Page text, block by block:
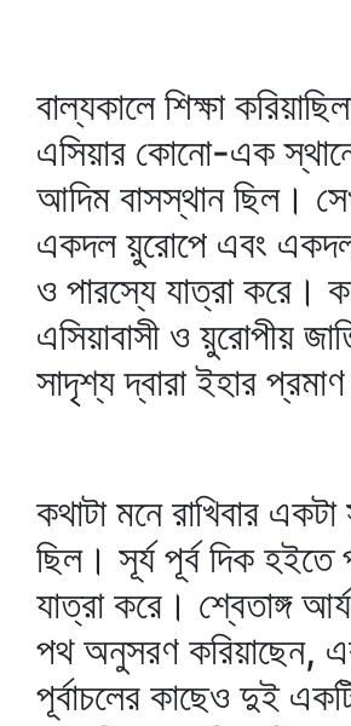
বাল্যকালে শিক্ষা
এসিয়ার কোনো-এক
আদিম বাসস্থান ছিল।
একদল য়ুরোপে এবং একদল
ও পারস্যে যাত্রা করে।
এসিয়াবাসী ও য়ুরোপীয়
সাদৃশ্য দ্বারা ইহার
কথাটা মনে রাখিবার একটা
ছিল। সূর্য পূর্ব দিক হইতে
যাত্রা করে। শ্বেতাঙ্গ
পথ অনুসরণ করিয়াছেন,
পূর্বাচলের কাছেও দুই